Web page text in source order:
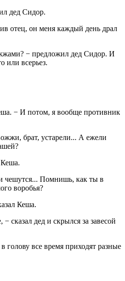
дед Сидор.
отец, он меня каждый день драл
− предложил дед Сидор. И
или всерьез.
− И потом, я вообще противник
брат, устарели... А ежели
Кеша.
чешутся... Помнишь, как ты в
воробья?
Кеша.
сказал дед и скрылся за завесой
голову все время приходят разные